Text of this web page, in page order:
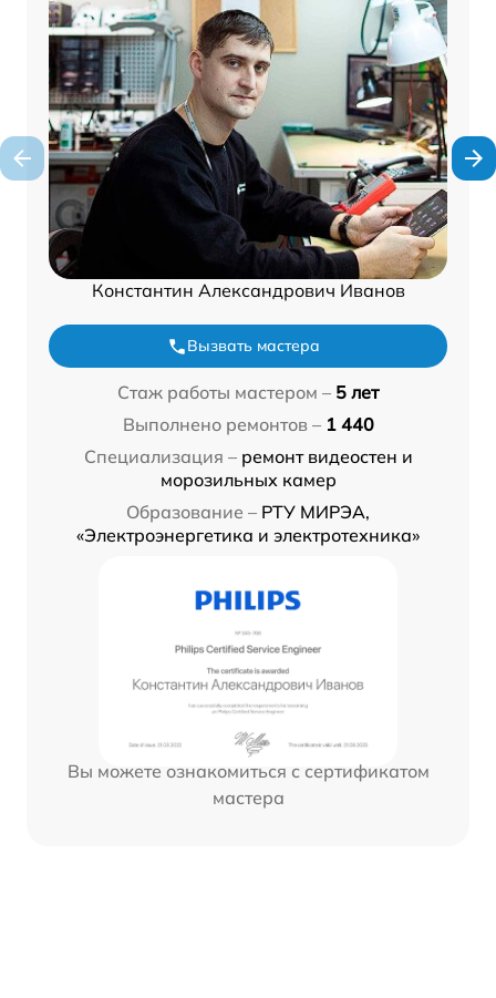
Константин Александрович Иванов
Вызвать мастера
Стаж работы мастером – 5 лет
Выполнено ремонтов – 1 440
Специализация – ремонт видеостен и
морозильных камер
Образование – РТУ МИРЭА,
«Электроэнергетика и электротехника»
Вы можете ознакомиться с сертификатом
мастера